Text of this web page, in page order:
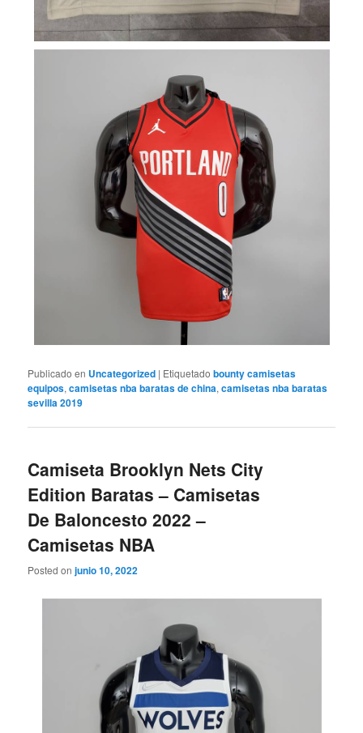
Publicado en Uncategorized | Etiquetado bounty camisetas
equipos,camisetas nba baratas de china,camisetas nba baratas
sevilla 2019
Camiseta Brooklyn Nets City
Edition Baratas – Camisetas
De Baloncesto 2022 –
Camisetas NBA
Posted onjunio 10, 2022